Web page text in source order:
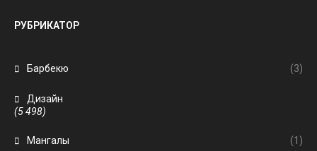
РУБРИКАТОР
Барбекю (3)
Дизайн
(5 498)
Мангалы (1)